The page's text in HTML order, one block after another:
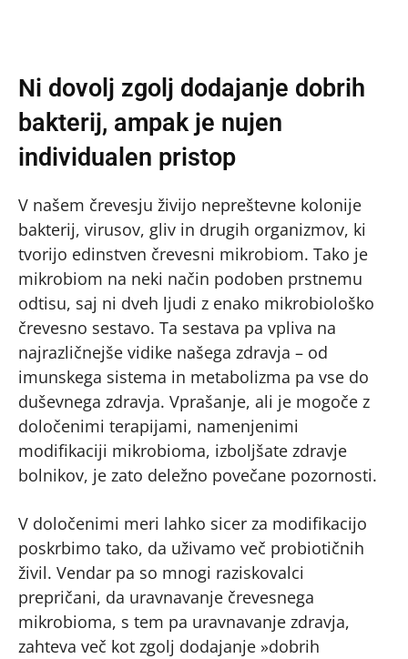
Ni dovolj zgolj dodajanje dobrih
bakterij, ampak je nujen
individualen pristop
V našem črevesju živijo nepreštevne kolonije
bakterij, virusov, gliv in drugih organizmov, ki
tvorijo edinstven črevesni mikrobiom. Tako je
mikrobiom na neki način podoben prstnemu
odtisu, saj ni dveh ljudi z enako mikrobiološko
črevesno sestavo. Ta sestava pa vpliva na
najrazličnejše vidike našega zdravja – od
imunskega sistema in metabolizma pa vse do
duševnega zdravja. Vprašanje, ali je mogoče z
določenimi terapijami, namenjenimi
modifikaciji mikrobioma, izboljšate zdravje
bolnikov, je zato deležno povečane pozornosti.
V določenimi meri lahko sicer za modifikacijo
poskrbimo tako, da uživamo več probiotičnih
živil. Vendar pa so mnogi raziskovalci
prepričani, da uravnavanje črevesnega
mikrobioma, s tem pa uravnavanje zdravja,
zahteva več kot zgolj dodajanje »dobrih